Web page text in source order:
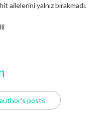
ailelerini yalnız bırakmadı.
posts